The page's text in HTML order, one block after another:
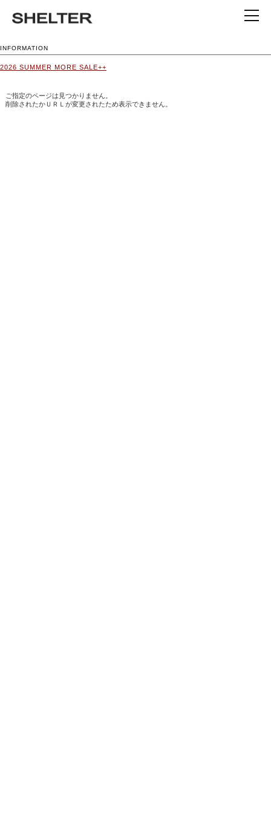
INFORMATION
2026 SUMMER MORE SALE++
ご指定のページは見つかりません。
削除されたかＵＲＬが変更されたため表示できません。